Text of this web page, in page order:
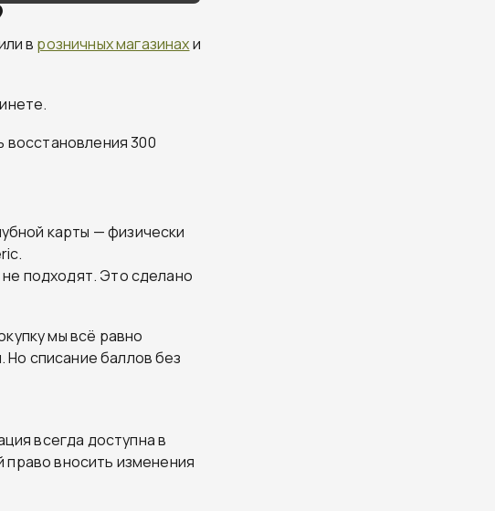
в розничных магазинахи
восстановления 300
карты — физически
подходят. Это сделано
мы всё равно
списание баллов без
всегда доступна в
право вносить изменения